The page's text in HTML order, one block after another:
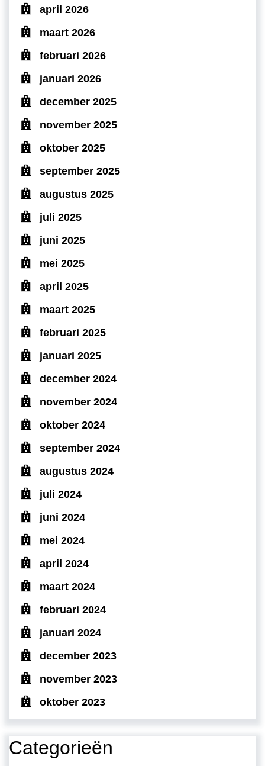
april 2026
maart 2026
februari 2026
januari 2026
december 2025
november 2025
oktober 2025
september 2025
augustus 2025
juli 2025
juni 2025
mei 2025
april 2025
maart 2025
februari 2025
januari 2025
december 2024
november 2024
oktober 2024
september 2024
augustus 2024
juli 2024
juni 2024
mei 2024
april 2024
maart 2024
februari 2024
januari 2024
december 2023
november 2023
oktober 2023
Categorieën